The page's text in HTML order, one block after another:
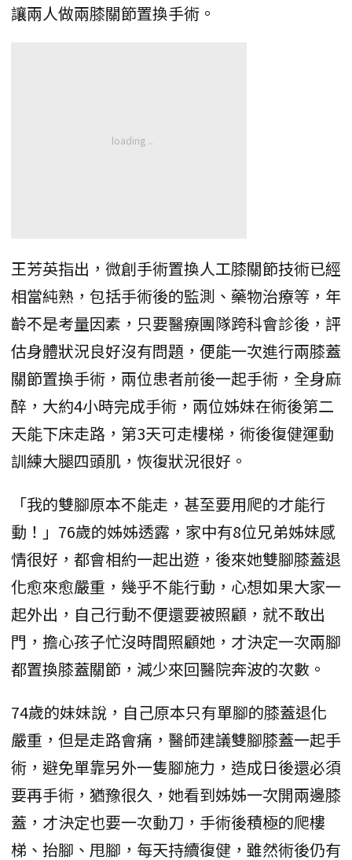
讓兩人做兩膝關節置換手術。
王芳英指出，微創手術置換人工膝關節技術已經
相當純熟，包括手術後的監測、藥物治療等，年
齡不是考量因素，只要醫療團隊跨科會診後，評
估身體狀況良好沒有問題，便能一次進行兩膝蓋
關節置換手術，兩位患者前後一起手術，全身麻
醉，大約4小時完成手術，兩位姊妹在術後第二
天能下床走路，第3天可走樓梯，術後復健運動
訓練大腿四頭肌，恢復狀況很好。
「我的雙腳原本不能走，甚至要用爬的才能行
動！」76歲的姊姊透露，家中有8位兄弟姊妹感
情很好，都會相約一起出遊，後來她雙腳膝蓋退
化愈來愈嚴重，幾乎不能行動，心想如果大家一
起外出，自己行動不便還要被照顧，就不敢出
門，擔心孩子忙沒時間照顧她，才決定一次兩腳
都置換膝蓋關節，減少來回醫院奔波的次數。
74歲的妹妹說，自己原本只有單腳的膝蓋退化
嚴重，但是走路會痛，醫師建議雙腳膝蓋一起手
術，避免單靠另外一隻腳施力，造成日後還必須
要再手術，猶豫很久，她看到姊姊一次開兩邊膝
蓋，才決定也要一次動刀，手術後積極的爬樓
梯、抬腳、甩腳，每天持續復健，雖然術後仍有